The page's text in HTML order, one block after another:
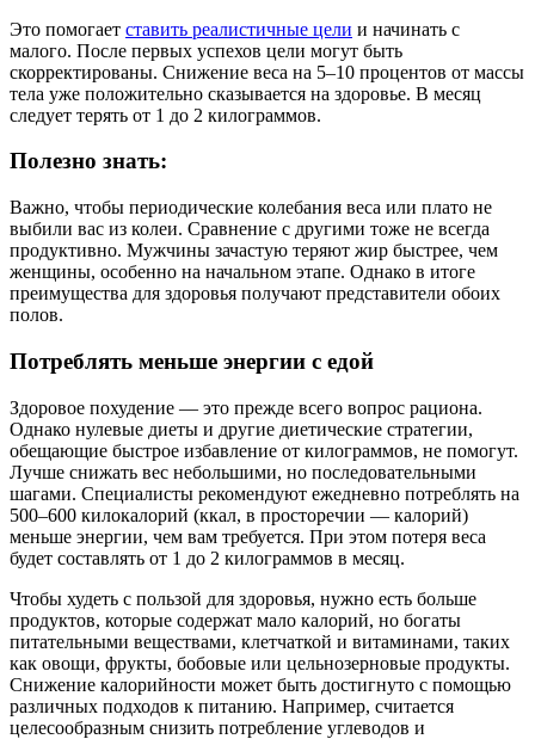
Это помогает ставить реалистичные цели и начинать с
малого. После первых успехов цели могут быть
скорректированы. Снижение веса на 5–10 процентов от массы
тела уже положительно сказывается на здоровье. В месяц
следует терять от 1 до 2 килограммов.
Полезно знать:
Важно, чтобы периодические колебания веса или плато не
выбили вас из колеи. Сравнение с другими тоже не всегда
продуктивно. Мужчины зачастую теряют жир быстрее, чем
женщины, особенно на начальном этапе. Однако в итоге
преимущества для здоровья получают представители обоих
полов.
Потреблять меньше энергии с едой
Здоровое похудение — это прежде всего вопрос рациона.
Однако нулевые диеты и другие диетические стратегии,
обещающие быстрое избавление от килограммов, не помогут.
Лучше снижать вес небольшими, но последовательными
шагами. Специалисты рекомендуют ежедневно потреблять на
500–600 килокалорий (ккал, в просторечии — калорий)
меньше энергии, чем вам требуется. При этом потеря веса
будет составлять от 1 до 2 килограммов в месяц.
Чтобы худеть с пользой для здоровья, нужно есть больше
продуктов, которые содержат мало калорий, но богаты
питательными веществами, клетчаткой и витаминами, таких
как овощи, фрукты, бобовые или цельнозерновые продукты.
Снижение калорийности может быть достигнуто с помощью
различных подходов к питанию. Например, считается
целесообразным снизить потребление углеводов и